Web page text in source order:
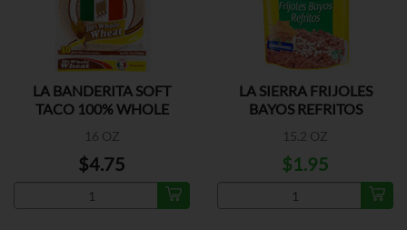
LA BANDERITA SOFT
TACO 100% WHOLE
16 OZ
$4.75
LA SIERRA FRIJOLES
BAYOS REFRITOS
15.2 OZ
$1.95